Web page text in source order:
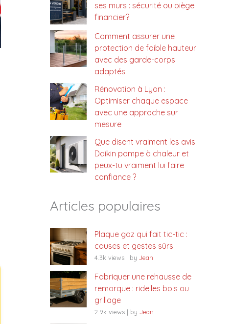
ses murs : sécurité ou piège
financier?
Comment assurer une
protection de faible hauteur
avec des garde-corps
adaptés
Rénovation à Lyon :
Optimiser chaque espace
avec une approche sur
mesure
Que disent vraiment les avis
Daikin pompe à chaleur et
peux-tu vraiment lui faire
confiance ?
Articles populaires
Plaque gaz qui fait tic-tic :
causes et gestes sûrs
4.3k views | by Jean
Fabriquer une rehausse de
remorque : ridelles bois ou
grillage
2.9k views | by Jean